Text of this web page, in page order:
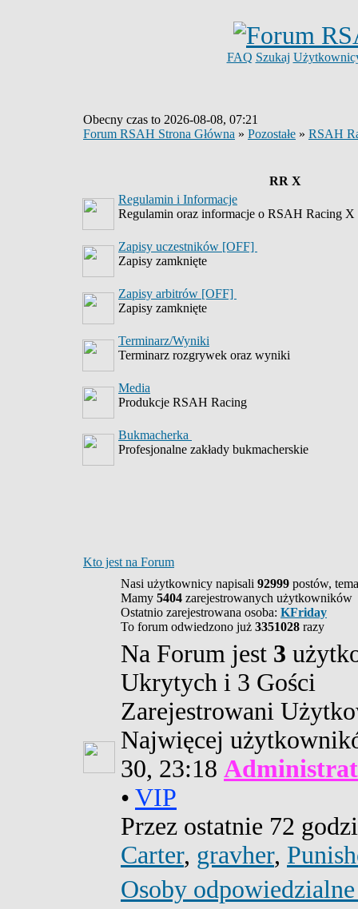
FAQ Szukaj
Obecny czas to 2026-08-08, 07:21
Forum RSAH Strona Główna » Pozostałe » RSAH
RR X
Regulamin i Informacje
Regulamin oraz informacje o RSAH Racing X
Zapisy uczestników [OFF]
Zapisy zamknięte
Zapisy arbitrów [OFF]
Zapisy zamknięte
Terminarz/Wyniki
Terminarz rozgrywek oraz wyniki
Media
Produkcje RSAH Racing
Bukmacherka
Profesjonalne zakłady bukmacherskie
Kto jest na Forum
Nasi użytkownicy napisali 92999 postów,
Mamy 5404 zarejestrowanych użytkowników
Ostatnio zarejestrowana osoba: KFriday
To forum odwiedzono już 3351028 razy
Na Forum jest 3
Ukrytych i 3 Gości
Zarejestrowani
Najwięcej
30, 23:18
• VIP
Przez ostatnie 72
Carter, gravher,
Osoby